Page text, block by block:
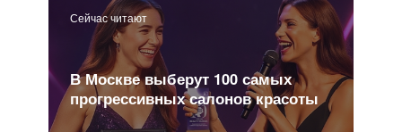
Сейчас читают
В Москве выберут 100 самых
прогрессивных салонов красоты